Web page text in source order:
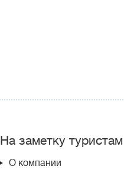
На заметку туристам
О компании